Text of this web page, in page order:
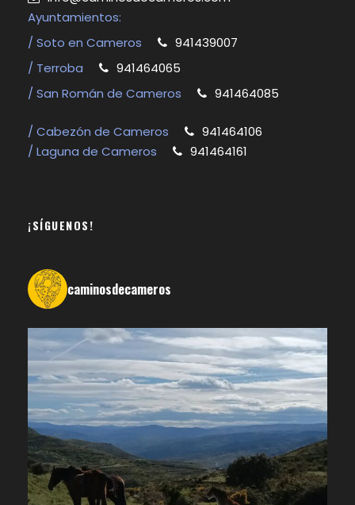
Ayuntamientos:
/ Soto en Cameros
941439007
/ Terroba
941464065
/ San Román de Cameros
941464085
/ Cabezón de Cameros
941464106
/ Laguna de Cameros
941464161
¡SÍGUENOS!
caminosdecameros